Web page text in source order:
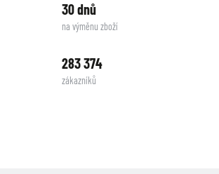
30 dnů
na výměnu zboží
283 374
zákazníků